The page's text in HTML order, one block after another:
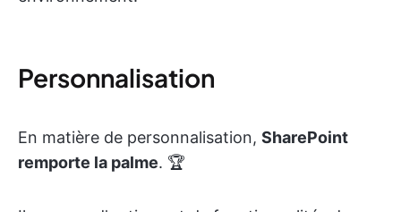
Personnalisation
En matière de personnalisation, SharePoint
remporte la palme. 🏆